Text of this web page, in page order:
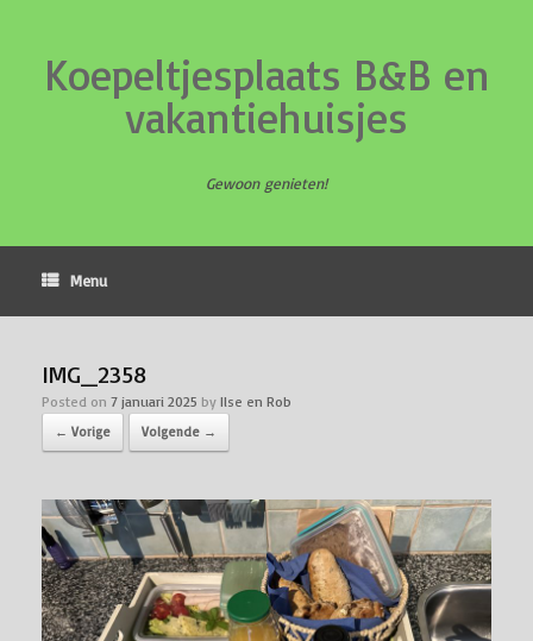
Koepeltjesplaats B&B en
vakantiehuisjes
Gewoon genieten!
Menu
IMG_2358
Posted on 7 januari 2025 by Ilse en Rob
← Vorige Volgende →